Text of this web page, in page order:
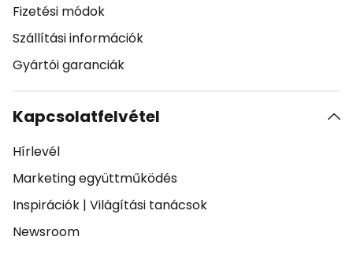
Fizetési módok
Szállítási információk
Gyártói garanciák
Kapcsolatfelvétel
Hírlevél
Marketing együttműködés
Inspirációk | Világítási tanácsok
Newsroom